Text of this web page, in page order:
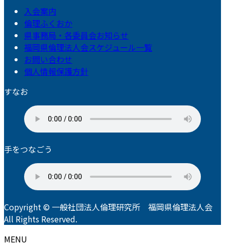
入会案内
倫理ふくおか
県事務局・各委員会お知らせ
福岡県倫理法人会スケジュール一覧
お問い合わせ
個人情報保護方針
すなお
手をつなごう
Copyright © 一般社団法人倫理研究所 福岡県倫理法人会
All Rights Reserved.
MENU